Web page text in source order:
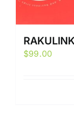
$99.00